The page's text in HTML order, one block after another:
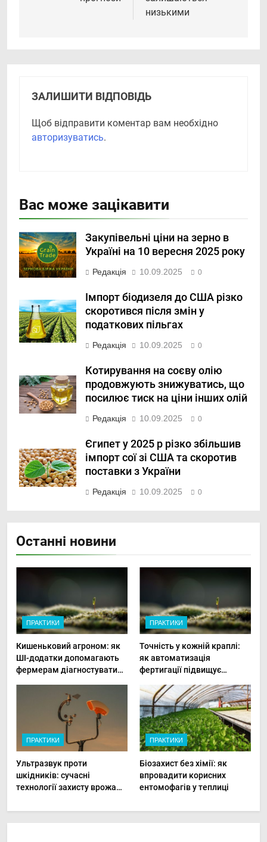
низькими
ЗАЛИШИТИ ВІДПОВІДЬ
Щоб відправити коментар вам необхідно
авторизуватись.
Вас може зацікавити
Закупівельні ціни на зерно в
Україні на 10 вересня 2025 року
Редакція 10.09.2025 0
Імпорт біодизеля до США різко
скоротився після змін у
податкових пільгах
Редакція 10.09.2025 0
Котирування на соєву олію
продовжують знижуватись, що
посилює тиск на ціни інших олій
Редакція 10.09.2025 0
Єгипет у 2025 р різко збільшив
імпорт сої зі США та скоротив
поставки з України
Редакція 10.09.2025 0
Останні новини
ПРАКТИКИ
Кишеньковий агроном: як
ШІ-додатки допомагають
фермерам діагностувати
ПРАКТИКИ
Точність у кожній краплі:
як автоматизація
фертигації підвищує
ПРАКТИКИ
Ультразвук проти
шкідників: сучасні
технології захисту врожаю
ПРАКТИКИ
Біозахист без хімії: як
впровадити корисних
ентомофагів у теплиці